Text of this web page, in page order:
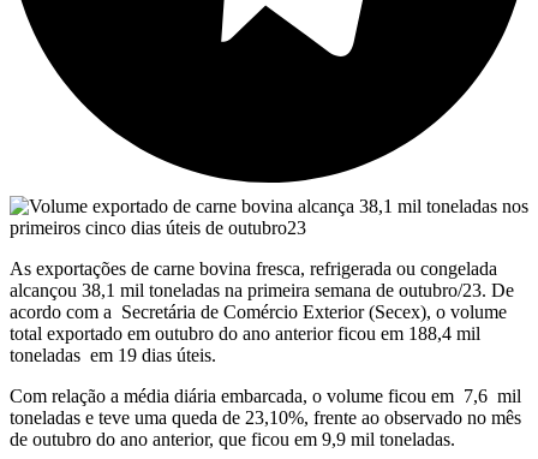
As exportações de carne bovina fresca, refrigerada ou congelada
alcançou 38,1 mil toneladas na primeira semana de outubro/23. De
acordo com a Secretária de Comércio Exterior (Secex), o volume
total exportado em outubro do ano anterior ficou em 188,4 mil
toneladas em 19 dias úteis.
Com relação a média diária embarcada, o volume ficou em 7,6 mil
toneladas e teve uma queda de 23,10%, frente ao observado no mês
de outubro do ano anterior, que ficou em 9,9 mil toneladas.